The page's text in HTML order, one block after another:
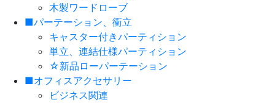
木製ワードローブ
■パーテーション、衝立
キャスター付きパーティション
単立、連結仕様パーティション
☆新品ローパーテーション
■オフィスアクセサリー
ビジネス関連